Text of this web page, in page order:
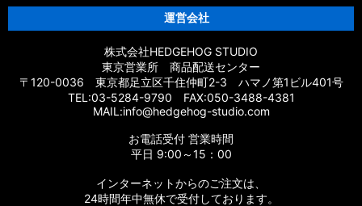
運営会社
株式会社HEDGEHOG STUDIO
東京営業所 商品配送センター
〒120-0036 東京都足立区千住仲町2-3 ハマノ第1ビル401号
TEL:03-5284-9790 FAX:050-3488-4381
MAIL:info@hedgehog-studio.com
お電話受付 営業時間
平日 9:00～15：00
インターネットからのご注文は、
24時間年中無休で受付しております。